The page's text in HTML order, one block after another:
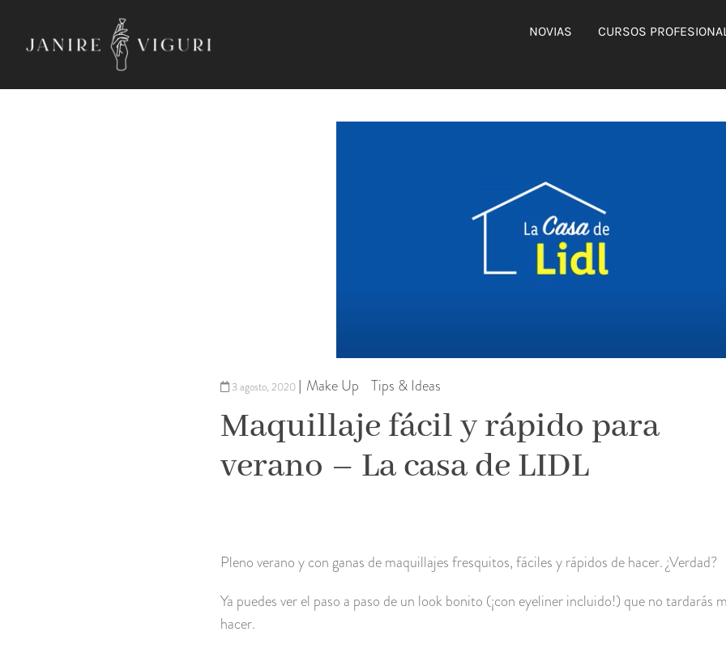
NOVIAS CURSOS
3 agosto, 2020 Make Up Tips & Ideas
Maquillaje fácil y rápido para
verano – La casa de LIDL
Pleno verano y con ganas de maquillajes fresquitos, fáciles y rápidos de hacer. ¿Verdad?
Ya puedes ver el paso a paso de un look bonito (¡con eyeliner incluido!) que no tardarás
hacer.